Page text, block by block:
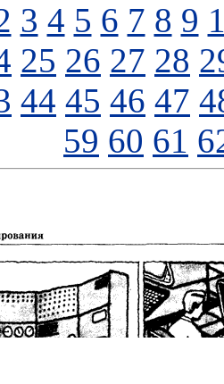
3 4 5 6 7 8 9
25 26 27 28
44 45 46 47
59 60 61